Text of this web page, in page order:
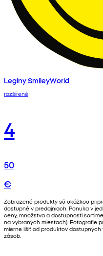
Legíny SmileyWorld
rozšírené
4
50
€
Zobrazené produkty sú ukážkou
dostupné v predajniach. Ponuka v
ceny, množstva a dostupnosti
na vybraných miestach). Fotografie
mierne líšiť od produktov
zásob.